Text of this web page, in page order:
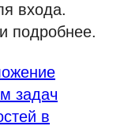
входа.
подробнее.
задач
в